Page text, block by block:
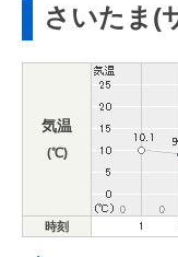
さいたま(
気温
(℃)
時刻